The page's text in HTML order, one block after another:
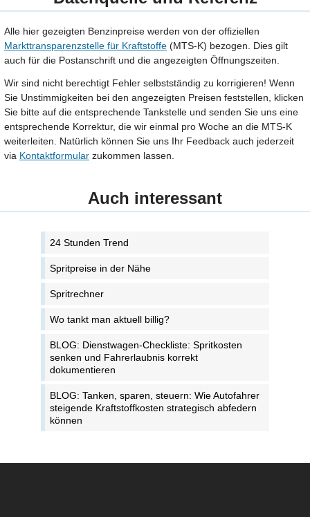
Alle hier gezeigten Benzinpreise werden von der offiziellen
Markttransparenzstelle für Kraftstoffe (MTS-K) bezogen. Dies gilt
auch für die Postanschrift und die angezeigten Öffnungszeiten.
Wir sind nicht berechtigt Fehler selbstständig zu korrigieren! Wenn
Sie Unstimmigkeiten bei den angezeigten Preisen feststellen, klicken
Sie bitte auf die entsprechende Tankstelle und senden Sie uns eine
entsprechende Korrektur, die wir einmal pro Woche an die MTS-K
weiterleiten. Natürlich können Sie uns Ihr Feedback auch jederzeit
via Kontaktformular zukommen lassen.
Auch interessant
24 Stunden Trend
Spritpreise in der Nähe
Spritrechner
Wo tankt man aktuell billig?
BLOG: Dienstwagen-Checkliste: Spritkosten
senken und Fahrerlaubnis korrekt
dokumentieren
BLOG: Tanken, sparen, steuern: Wie Autofahrer
steigende Kraftstoffkosten strategisch abfedern
können